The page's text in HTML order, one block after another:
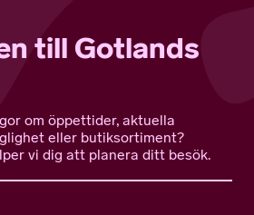
till Gotlands
om öppettider, aktuella
eller butiksortiment?
vi dig att planera ditt besök.